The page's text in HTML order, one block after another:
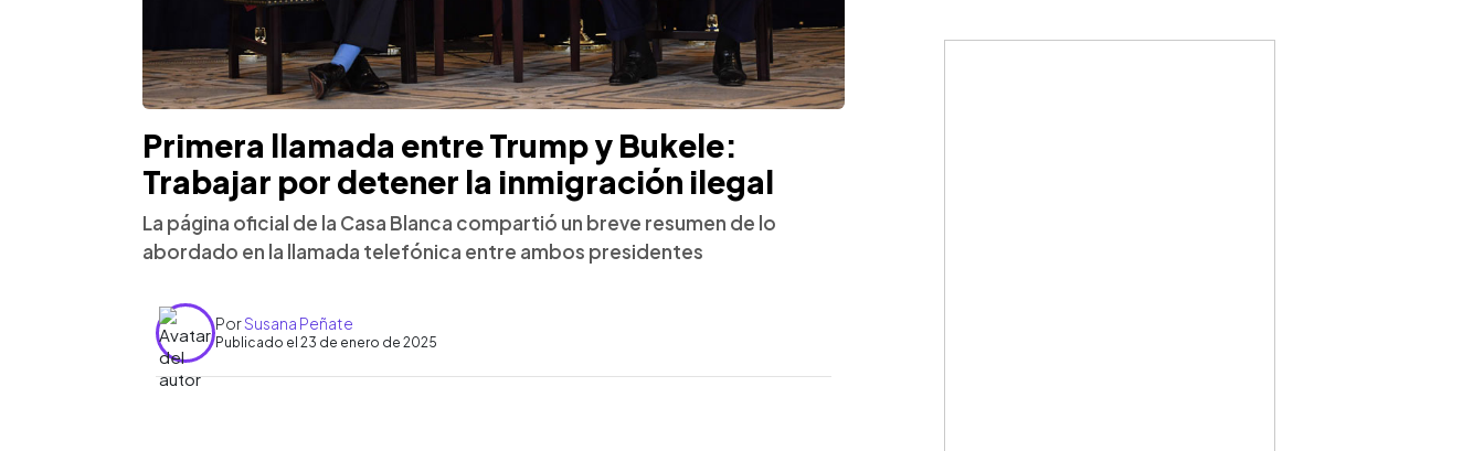
Primera llamada entre Trump y Bukele:
Trabajar por detener la inmigración ilegal
La página oficial de la Casa Blanca compartió un breve resumen de lo
abordado en la llamada telefónica entre ambos presidentes
PorSusana Peñate
Publicado el 23 de enero de 2025